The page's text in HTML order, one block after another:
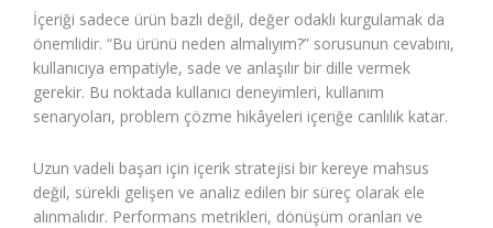
İçeriği sadece ürün bazlı değil, değer odaklı kurgulamak da
önemlidir. “Bu ürünü neden almalıyım?” sorusunun cevabını,
kullanıcıya empatiyle, sade ve anlaşılır bir dille vermek
gerekir. Bu noktada kullanıcı deneyimleri, kullanım
senaryoları, problem çözme hikâyeleri içeriğe canlılık katar.
Uzun vadeli başarı için içerik stratejisi bir kereye mahsus
değil, sürekli gelişen ve analiz edilen bir süreç olarak ele
alınmalıdır. Performans metrikleri, dönüşüm oranları ve